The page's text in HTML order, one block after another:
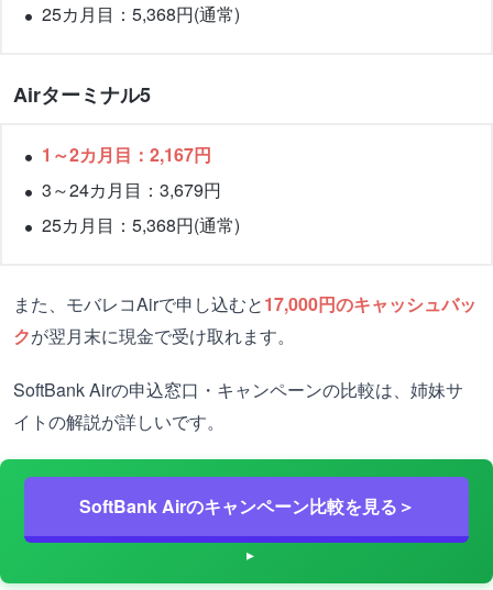
25カ月目：5,368円(通常)
Airターミナル5
1～2カ月目：2,167円
3～24カ月目：3,679円
25カ月目：5,368円(通常)
また、モバレコAirで申し込むと17,000円のキャッシュバッ
クが翌月末に現金で受け取れます。
SoftBank Airの申込窓口・キャンペーンの比較は、姉妹サ
イトの解説が詳しいです。
SoftBank Airのキャンペーン比較を見る＞